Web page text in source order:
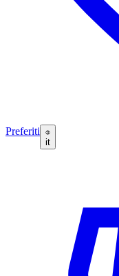
Preferiti
it